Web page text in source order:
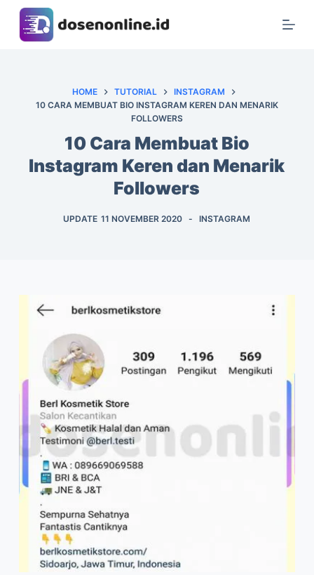
S
k
HOME TUTORIAL
INSTAGRAM
10 CARA MEMBUAT BIO INSTAGRAM KEREN DAN MENARIK
FOLLOWERS
10 Cara Membuat Bio
Instagram Keren dan Menarik
Followers
UPDATE 11 NOVEMBER 2020 INSTAGRAM